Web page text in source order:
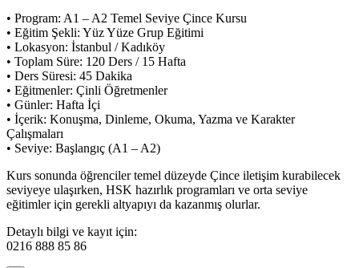
• Program: A1 – A2 Temel Seviye Çince Kursu
• Eğitim Şekli: Yüz Yüze Grup Eğitimi
• Lokasyon: İstanbul / Kadıköy
• Toplam Süre: 120 Ders / 15 Hafta
• Ders Süresi: 45 Dakika
• Eğitmenler: Çinli Öğretmenler
• Günler: Hafta İçi
• İçerik: Konuşma, Dinleme, Okuma, Yazma ve Karakter
Çalışmaları
• Seviye: Başlangıç (A1 – A2)
Kurs sonunda öğrenciler temel düzeyde Çince iletişim kurabilecek
seviyeye ulaşırken, HSK hazırlık programları ve orta seviye
eğitimler için gerekli altyapıyı da kazanmış olurlar.
Detaylı bilgi ve kayıt için:
0216 888 85 86